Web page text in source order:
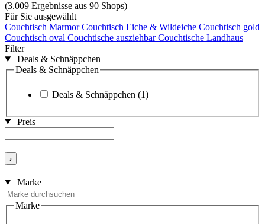
(3.009 Ergebnisse aus 90 Shops)
Für Sie ausgewählt
Couchtisch MarmorCouchtisch Eiche & Wildeiche Couchtisch gold
Couchtisch oval Couchtische ausziehbarCouchtische Landhaus
Filter
Deals & Schnäppchen
Deals & Schnäppchen
Deals & Schnäppchen (1)
Preis
›
Marke
Marke